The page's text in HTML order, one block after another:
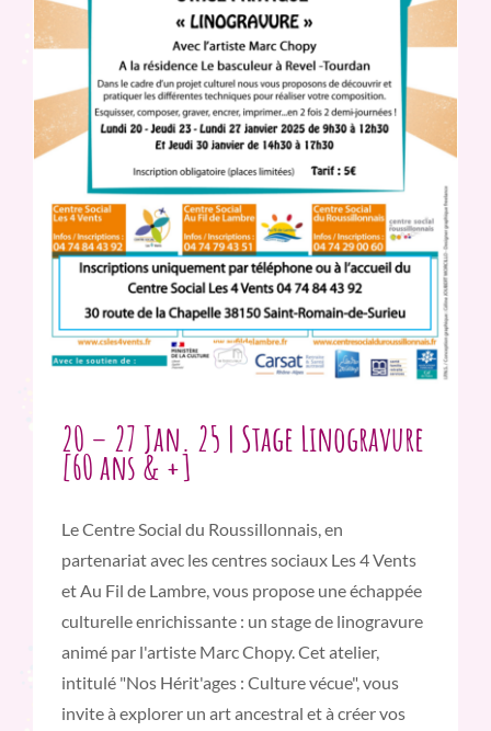
20 – 27 Jan. 25 | Stage Linogravure
[60 ans & +]
Le Centre Social du Roussillonnais, en
partenariat avec les centres sociaux Les 4 Vents
et Au Fil de Lambre, vous propose une échappée
culturelle enrichissante : un stage de linogravure
animé par l'artiste Marc Chopy. Cet atelier,
intitulé "Nos Hérit'ages : Culture vécue", vous
invite à explorer un art ancestral et à créer vos